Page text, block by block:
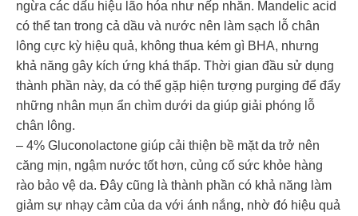
ngừa các dấu hiệu lão hóa như nếp nhăn. Mandelic acid
có thể tan trong cả dầu và nước nên làm sạch lỗ chân
lông cực kỳ hiệu quả, không thua kém gì BHA, nhưng
khả năng gây kích ứng khá thấp. Thời gian đầu sử dụng
thành phần này, da có thể gặp hiện tượng purging để đẩy
những nhân mụn ẩn chìm dưới da giúp giải phóng lỗ
chân lông.
– 4% Gluconolactone giúp cải thiện bề mặt da trở nên
căng mịn, ngậm nước tốt hơn, củng cố sức khỏe hàng
rào bảo vệ da. Đây cũng là thành phần có khả năng làm
giảm sự nhạy cảm của da với ánh nắng, nhờ đó hiệu quả